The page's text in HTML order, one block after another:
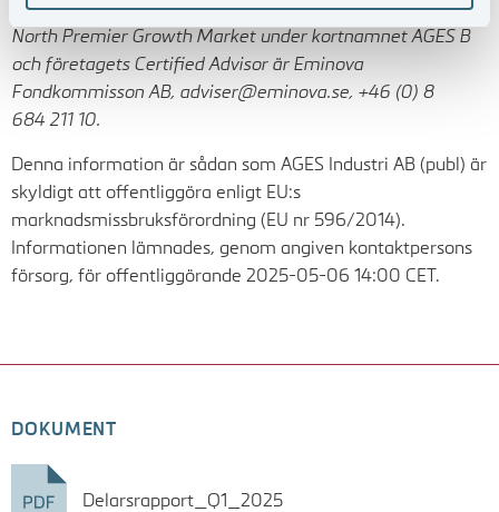
AGES B-aktier är noterade på Nasdaq Stockholm First
North Premier Growth Market under kortnamnet AGES B
och företagets Certified Advisor är Eminova
Fondkommisson AB, adviser@eminova.se, +46 (0) 8
684 211 10.
Denna information är sådan som AGES Industri AB (publ) är
skyldigt att offentliggöra enligt EU:s
marknadsmissbruksförordning (EU nr 596/2014).
Informationen lämnades, genom angiven kontaktpersons
försorg, för offentliggörande 2025-05-06 14:00 CET .
DOKUMENT
Delarsrapport_Q1_2025